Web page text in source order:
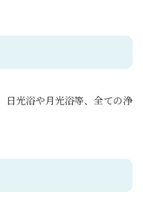
日光浴や月光浴等、全ての浄